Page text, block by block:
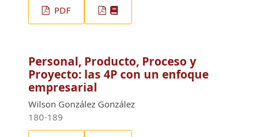
PDF
Personal, Producto, Proceso y
Proyecto: las 4P con un enfoque
empresarial
Wilson González González
180-189